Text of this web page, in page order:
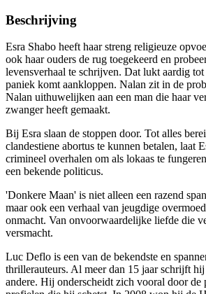
Beschrijving
Esra Shabo heeft haar streng religieuze
ook haar ouders de rug toegekeerd en
levensverhaal te schrijven. Dat lukt aardig
paniek komt aankloppen. Nalan zit in de
Nalan uithuwelijken aan een man die haar
zwanger heeft gemaakt.
Bij Esra slaan de stoppen door. Tot alles
clandestiene abortus te kunnen betalen, laat
crimineel overhalen om als lokaas te
een bekende politicus.
'Donkere Maan' is niet alleen een razend
maar ook een verhaal van jeugdige
onmacht. Van onvoorwaardelijke liefde die
versmacht.
Luc Deflo is een van de bekendste en
thrillerauteurs. Al meer dan 15 jaar schrijft hij
andere. Hij onderscheidt zich vooral door de